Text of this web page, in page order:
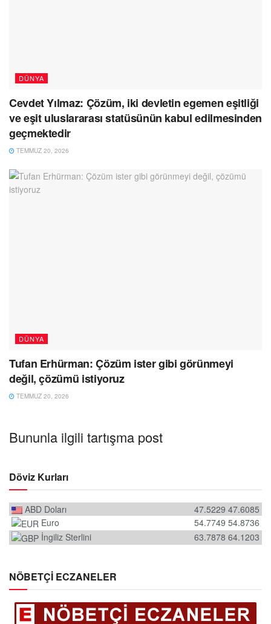
DÜNYA
Cevdet Yılmaz: Çözüm, iki devletin egemen eşitliği
ve eşit uluslararası statüsünün kabul edilmesinden
geçmektedir
TEMMUZ 20, 2026
DÜNYA
Tufan Erhürman: Çözüm ister gibi görünmeyi
değil, çözümü istiyoruz
TEMMUZ 20, 2026
Bununla ilgili tartışma post
Döviz Kurları
ABD Doları 47.6085
47.5229
Euro
54.8736
54.7749
İngiliz Sterlini
64.1203
63.7878
NÖBETÇİ ECZANELER